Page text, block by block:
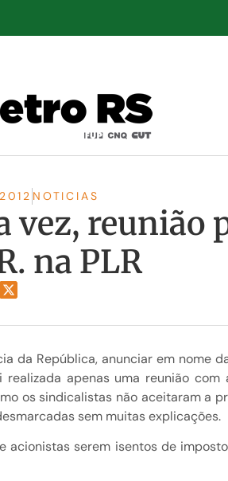
NOTICIAS
vez, reunião
na PLR
da República, anunciar em nome
apenas uma reunião
os sindicalistas não aceitaram a
sem muitas explicações.
acionistas serem isentos de